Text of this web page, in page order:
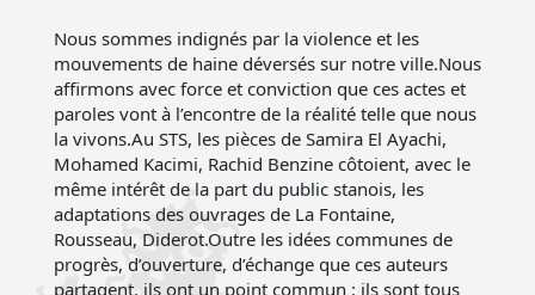
Nous sommes indignés par la violence et les
mouvements de haine déversés sur notre ville.Nous
affirmons avec force et conviction que ces actes et
paroles vont à l’encontre de la réalité telle que nous
la vivons.Au STS, les pièces de Samira El Ayachi,
Mohamed Kacimi, Rachid Benzine côtoient, avec le
même intérêt de la part du public stanois, les
adaptations des ouvrages de La Fontaine,
Rousseau, Diderot.Outre les idées communes de
progrès, d’ouverture, d’échange que ces auteurs
partagent, ils ont un point commun : ils sont tous